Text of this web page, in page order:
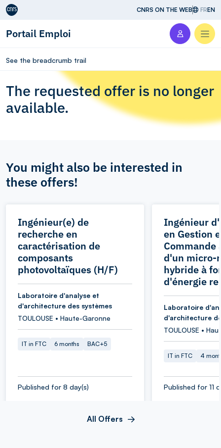
Aller au contenu CNRS ON THE WEB FREN
Portail Emploi
See the breadcrumb trail
The requested offer is no longer
available.
You might also be interested in
these offers!
Ingénieur(e) de
recherche en
caractérisation de
composants
photovoltaïques (H/F)
Laboratoire d'analyse et
d'architecture des systèmes
TOULOUSE • Haute-Garonne
IT in FTC 6 months BAC+5
Published for 8 day(s)
Ingénieur
en Gestion
Commande
d'un micro-
hybride à
d'énergie
Laboratoire
d'architecture
TOULOUSE •
IT in FTC 4
Published for 11
All Offers